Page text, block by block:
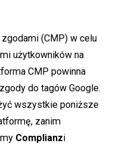
(CMP) w celu
użytkowników na
CMP powinna
do tagów Google.
wszystkie poniższe
zanim
Complianzi